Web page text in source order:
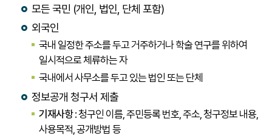
모든 국민 (개인, 법인, 단체 포함)
외국인
국내 일정한 주소를 두고 거주하거나 학술 연구를 위하여
일시적으로 체류하는 자
국내에서 사무소를 두고 있는 법인 또는 단체
정보공개 청구서 제출
기재사항: 청구인 이름, 주민등록 번호, 주소, 청구정보 내용,
사용목적, 공개방법 등